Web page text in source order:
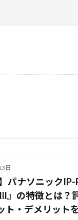
日
】パナソニック
』の特徴とは？
ト・デメリット